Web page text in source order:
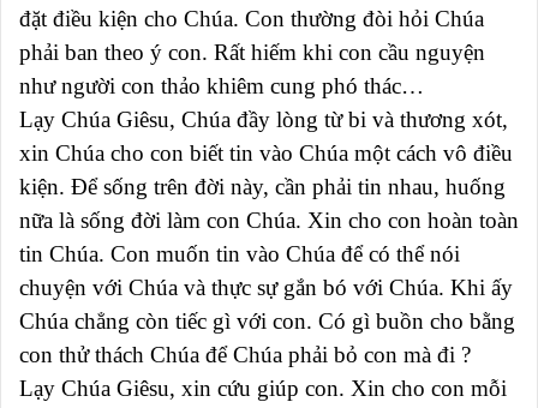
đặt điều kiện cho Chúa. Con thường đòi hỏi Chúa
phải ban theo ý con. Rất hiếm khi con cầu nguyện
như người con thảo khiêm cung phó thác…
Lạy Chúa Giêsu, Chúa đầy lòng từ bi và thương xót,
xin Chúa cho con biết tin vào Chúa một cách vô điều
kiện. Để sống trên đời này, cần phải tin nhau, huống
nữa là sống đời làm con Chúa. Xin cho con hoàn toàn
tin Chúa. Con muốn tin vào Chúa để có thể nói
chuyện với Chúa và thực sự gắn bó với Chúa. Khi ấy
Chúa chẳng còn tiếc gì với con. Có gì buồn cho bằng
con thử thách Chúa để Chúa phải bỏ con mà đi ?
Lạy Chúa Giêsu, xin cứu giúp con. Xin cho con mỗi